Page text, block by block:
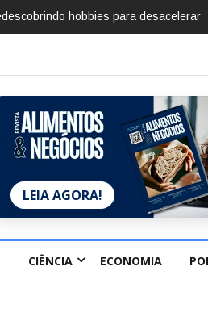
diz Anuário de Segurança Pública
LEIA AGORA!
CIÊNCIA ECONOMIA